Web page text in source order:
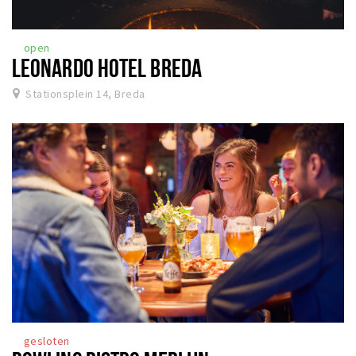
open
LEONARDO HOTEL BREDA
Stationsplein 14, Breda
gesloten